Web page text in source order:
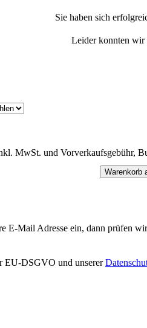
Sie haben sich
Leider konnten wir
MwSt. und Vorverkaufsgebühr,
Warenkorb
E-Mail Adresse ein, dann prüfen
EU-DSGVO und unserer